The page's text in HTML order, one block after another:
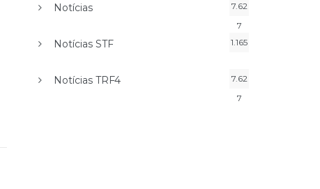
Notícias
7.62
7
Notícias STF 1.165
Notícias TRF4
7.62
7